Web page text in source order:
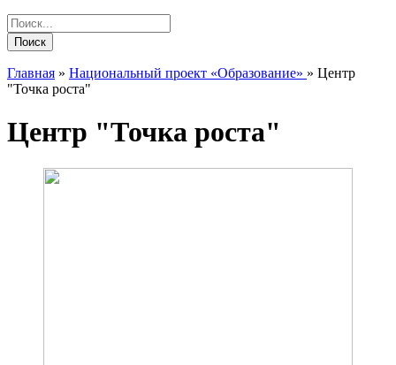
Главная » Национальный проект «Образование» » Центр
"Точка роста"
Центр "Точка роста"